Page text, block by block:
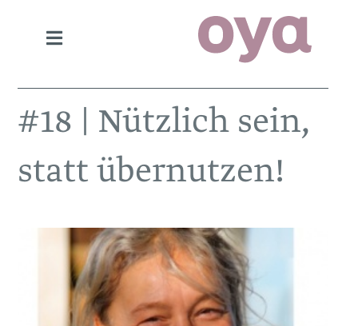
#18 | Nützlich sein,
statt übernutzen!